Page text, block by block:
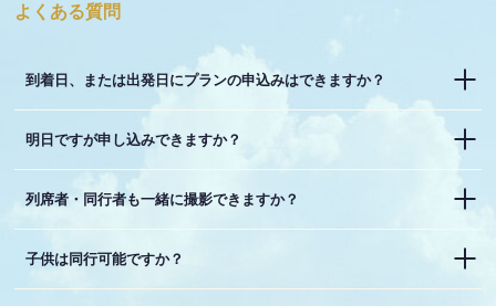
よくある質問
到着日、または出発日にプランの申込みはできますか？
明日ですが申し込みできますか？
列席者・同行者も一緒に撮影できますか？
子供は同行可能ですか？